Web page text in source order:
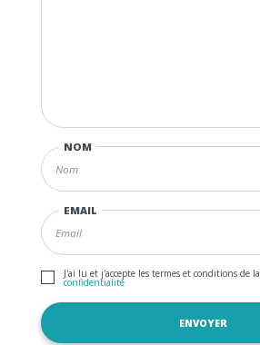
NOM
EMAIL
J'ai lu et j'accepte les termes et conditions de la
confidentialité